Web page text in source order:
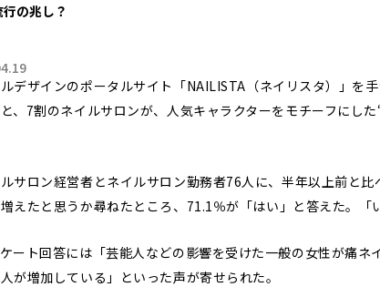
の兆し？
デザインのポータルサイト「NAILISTA（ネイリスタ）」を
、7割のネイルサロンが、人気キャラクターをモチーフにし
サロン経営者とネイルサロン勤務者76人に、半年以上前と
えたと思うか尋ねたところ、71.1％が「はい」と答えた。「
ート回答には「芸能人などの影響を受けた一般の女性が痛
が増加している」といった声が寄せられた。